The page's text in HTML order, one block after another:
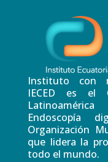
Instituto con
IECED es el
Endoscopía
Organización
que lidera la
todo el mundo.